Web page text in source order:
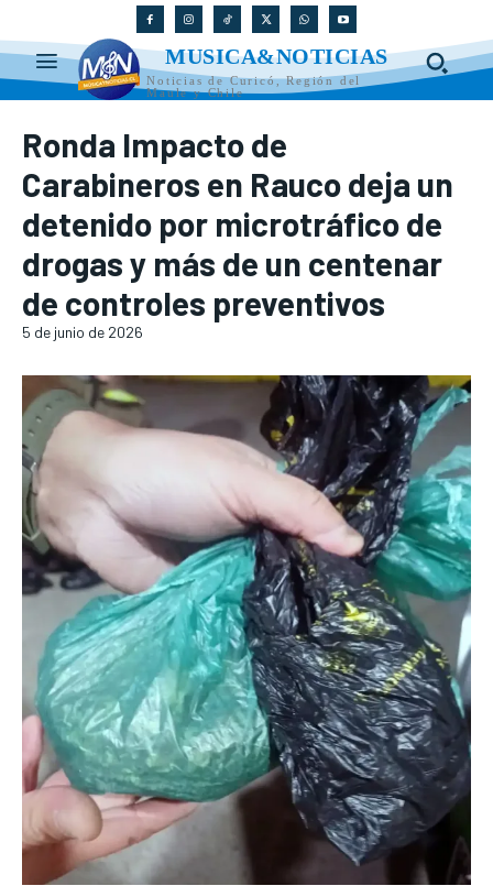
MUSICA&NOTICIAS
Noticias de Curicó, Región del
Maule y Chile
Ronda Impacto de
Carabineros en Rauco deja un
detenido por microtráfico de
drogas y más de un centenar
de controles preventivos
5 de junio de 2026